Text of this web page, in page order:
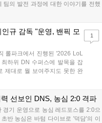
팀의 발전 과정에 대한 이야기를 전했
'두두'는 "진짜 오랜만에 거둔 2:0 승
규 감독 "운영, 밴픽 모
롤파크에서 진행된 '2026 LoL
하위 DN 수퍼스에 발목을 잡
제대로 뭘 보여주지도 못한 완
포스 최인규 감독과 '리헨즈'
1
선보인 DNS, 농심 2:0 격파
기 운영으로 농심 레드포스를 2:0으
반 농심은 바텀 다이브로 '덕담'의 이